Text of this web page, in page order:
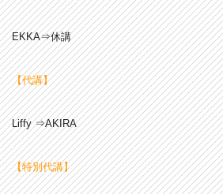
EKKA⇒休講
【代講】
Liffy ⇒AKIRA
【特別代講】